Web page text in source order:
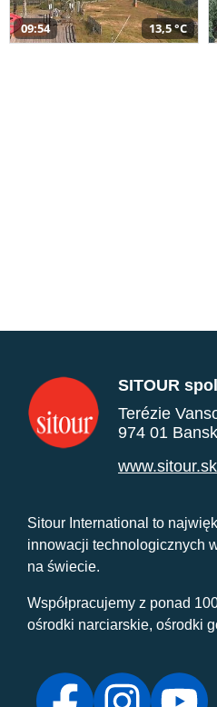
09:54 13,5 °C
SITOUR
Terézie
974 01
www.sitour.sk
Sitour International to
innowacji technologicznych
na świecie.
Współpracujemy z ponad
ośrodki narciarskie, ośrodki